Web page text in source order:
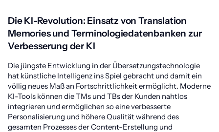
Die KI-Revolution: Einsatz von Translation
Memories und Terminologiedatenbanken zur
Verbesserung der KI
Die jüngste Entwicklung in der Übersetzungstechnologie
hat künstliche Intelligenz ins Spiel gebracht und damit ein
völlig neues Maß an Fortschrittlichkeit ermöglicht. Moderne
KI-Tools können die TMs und TBs der Kunden nahtlos
integrieren und ermöglichen so eine verbesserte
Personalisierung und höhere Qualität während des
gesamten Prozesses der Content-Erstellung und